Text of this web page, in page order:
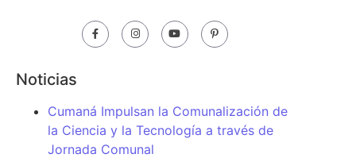
Noticias
Cumaná Impulsan la Comunalización de
la Ciencia y la Tecnología a través de
Jornada Comunal